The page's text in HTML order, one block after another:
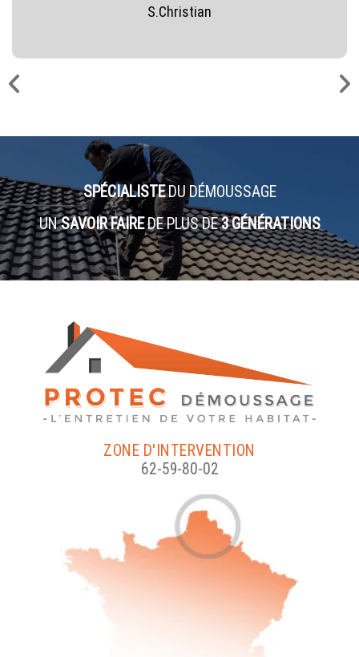
S.Christian
SPÉCIALISTEDU DÉMOUSSAGE
UNSAVOIR FAIREDE PLUS DE3 GÉNÉRATIONS
ZONE D'INTERVENTION
62-59-80-02